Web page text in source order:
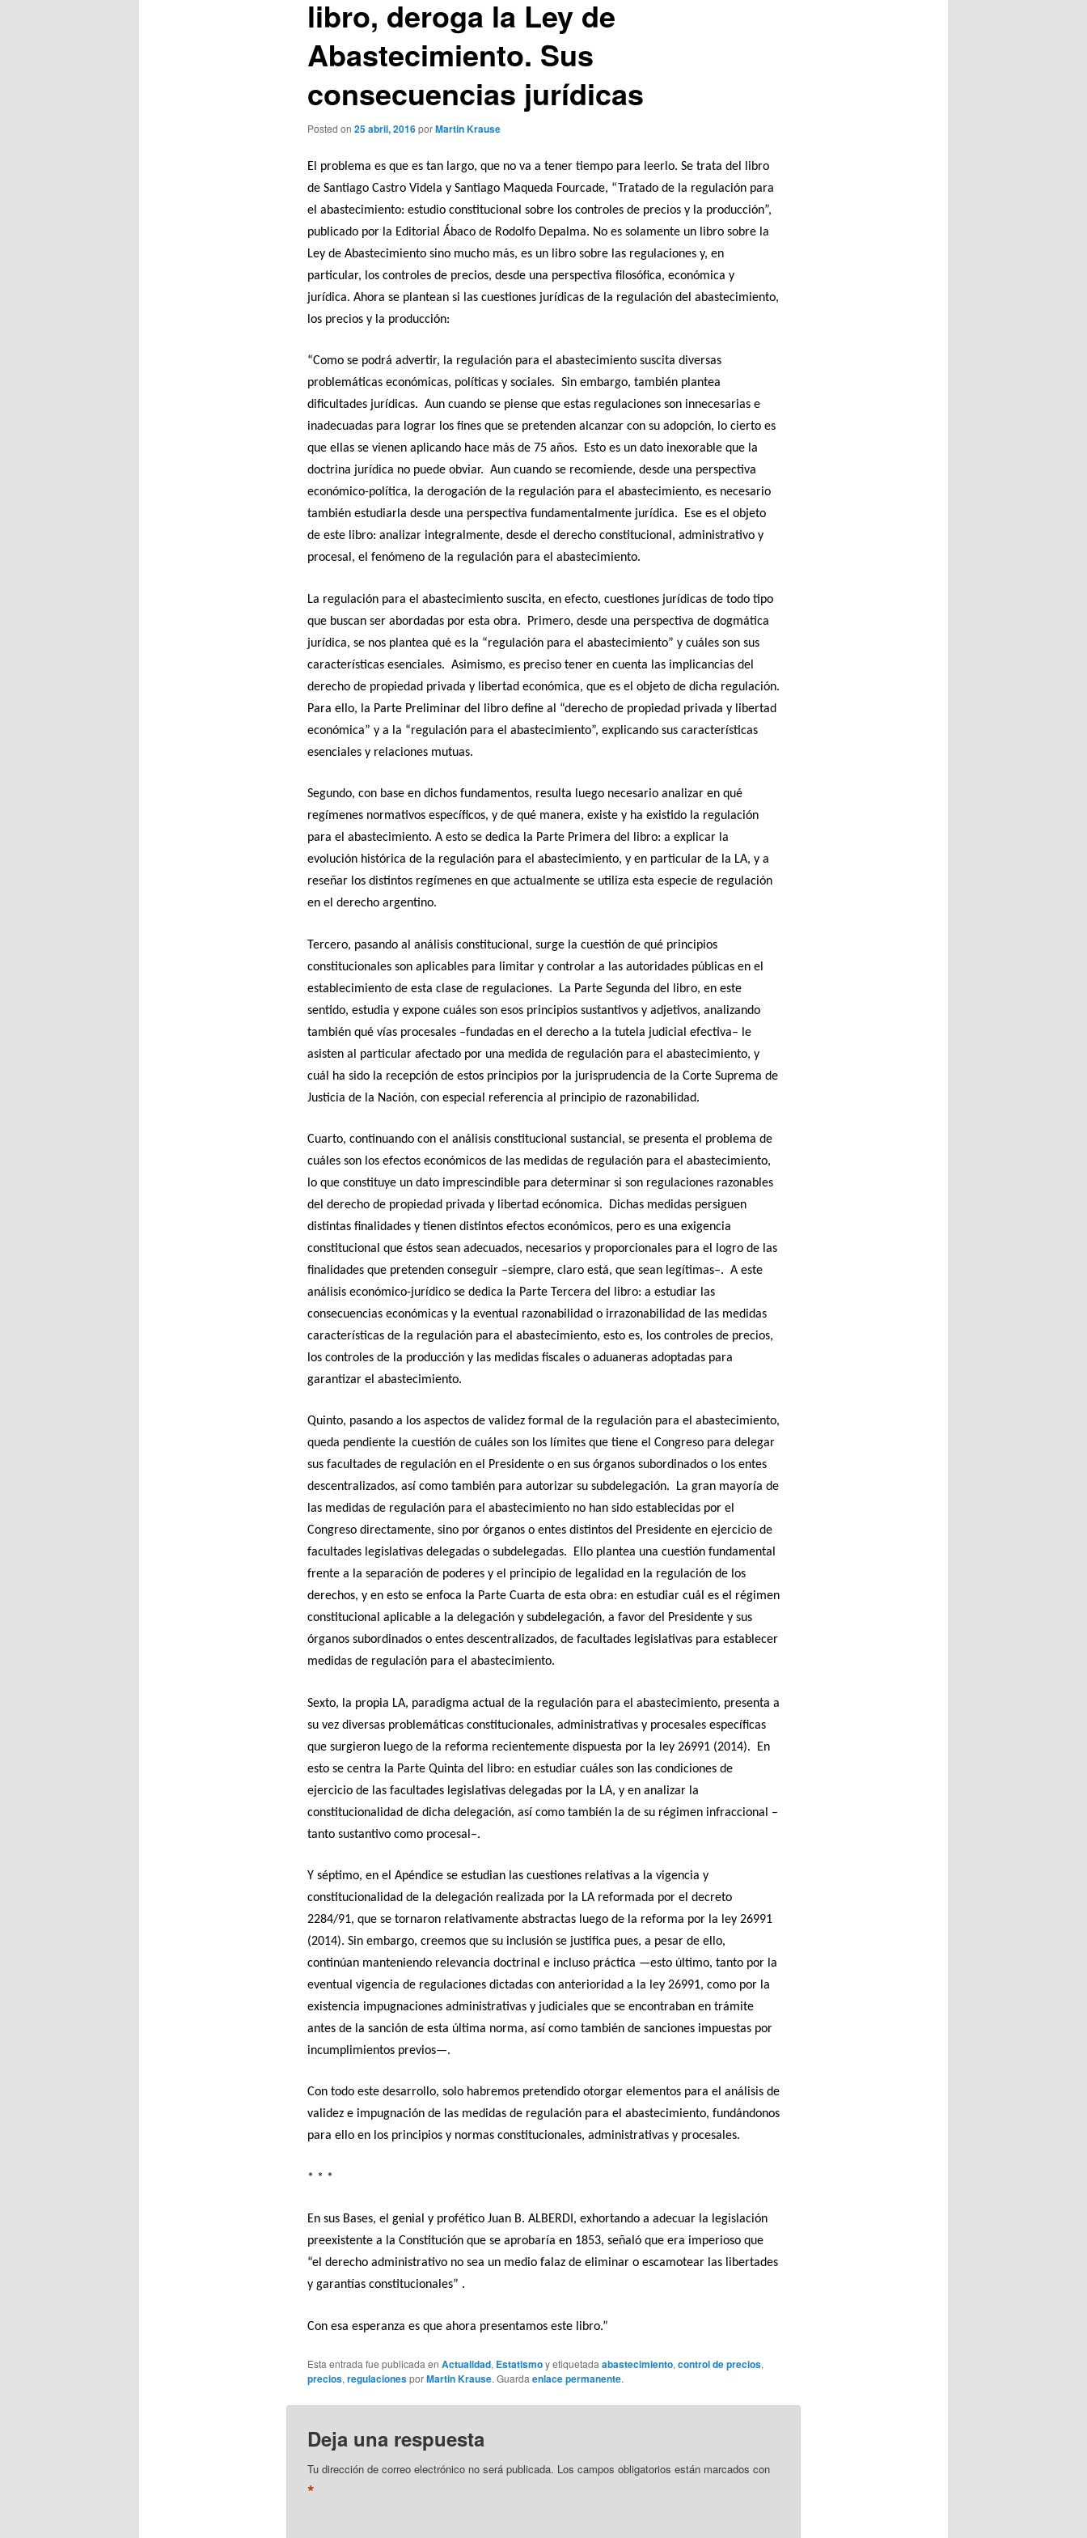
libro, deroga la Ley de
Abastecimiento. Sus
consecuencias jurídicas
Posted on 25 abril, 2016porMartin Krause
El problema es que es tan largo, que no va a tener tiempo para leerlo. Se trata del libro
de Santiago Castro Videla y Santiago Maqueda Fourcade, “Tratado de la regulación para
el abastecimiento: estudio constitucional sobre los controles de precios y la producción”,
publicado por la Editorial Ábaco de Rodolfo Depalma. No es solamente un libro sobre la
Ley de Abastecimiento sino mucho más, es un libro sobre las regulaciones y, en
particular, los controles de precios, desde una perspectiva filosófica, económica y
jurídica. Ahora se plantean si las cuestiones jurídicas de la regulación del abastecimiento,
los precios y la producción:
“Como se podrá advertir, la regulación para el abastecimiento suscita diversas
problemáticas económicas, políticas y sociales. Sin embargo, también plantea
dificultades jurídicas. Aun cuando se piense que estas regulaciones son innecesarias e
inadecuadas para lograr los fines que se pretenden alcanzar con su adopción, lo cierto es
que ellas se vienen aplicando hace más de 75 años. Esto es un dato inexorable que la
doctrina jurídica no puede obviar. Aun cuando se recomiende, desde una perspectiva
económico-política, la derogación de la regulación para el abastecimiento, es necesario
también estudiarla desde una perspectiva fundamentalmente jurídica. Ese es el objeto
de este libro: analizar integralmente, desde el derecho constitucional, administrativo y
procesal, el fenómeno de la regulación para el abastecimiento.
La regulación para el abastecimiento suscita, en efecto, cuestiones jurídicas de todo tipo
que buscan ser abordadas por esta obra. Primero, desde una perspectiva de dogmática
jurídica, se nos plantea qué es la “regulación para el abastecimiento” y cuáles son sus
características esenciales. Asimismo, es preciso tener en cuenta las implicancias del
derecho de propiedad privada y libertad económica, que es el objeto de dicha regulación.
Para ello, la Parte Preliminar del libro define al “derecho de propiedad privada y libertad
económica” y a la “regulación para el abastecimiento”, explicando sus características
esenciales y relaciones mutuas.
Segundo, con base en dichos fundamentos, resulta luego necesario analizar en qué
regímenes normativos específicos, y de qué manera, existe y ha existido la regulación
para el abastecimiento. A esto se dedica la Parte Primera del libro: a explicar la
evolución histórica de la regulación para el abastecimiento, y en particular de la LA, y a
reseñar los distintos regímenes en que actualmente se utiliza esta especie de regulación
en el derecho argentino.
Tercero, pasando al análisis constitucional, surge la cuestión de qué principios
constitucionales son aplicables para limitar y controlar a las autoridades públicas en el
establecimiento de esta clase de regulaciones. La Parte Segunda del libro, en este
sentido, estudia y expone cuáles son esos principios sustantivos y adjetivos, analizando
también qué vías procesales –fundadas en el derecho a la tutela judicial efectiva– le
asisten al particular afectado por una medida de regulación para el abastecimiento, y
cuál ha sido la recepción de estos principios por la jurisprudencia de la Corte Suprema de
Justicia de la Nación, con especial referencia al principio de razonabilidad.
Cuarto, continuando con el análisis constitucional sustancial, se presenta el problema de
cuáles son los efectos económicos de las medidas de regulación para el abastecimiento,
lo que constituye un dato imprescindible para determinar si son regulaciones razonables
del derecho de propiedad privada y libertad ecónomica. Dichas medidas persiguen
distintas finalidades y tienen distintos efectos económicos, pero es una exigencia
constitucional que éstos sean adecuados, necesarios y proporcionales para el logro de las
finalidades que pretenden conseguir –siempre, claro está, que sean legítimas–. A este
análisis económico-jurídico se dedica la Parte Tercera del libro: a estudiar las
consecuencias económicas y la eventual razonabilidad o irrazonabilidad de las medidas
características de la regulación para el abastecimiento, esto es, los controles de precios,
los controles de la producción y las medidas fiscales o aduaneras adoptadas para
garantizar el abastecimiento.
Quinto, pasando a los aspectos de validez formal de la regulación para el abastecimiento,
queda pendiente la cuestión de cuáles son los límites que tiene el Congreso para delegar
sus facultades de regulación en el Presidente o en sus órganos subordinados o los entes
descentralizados, así como también para autorizar su subdelegación. La gran mayoría de
las medidas de regulación para el abastecimiento no han sido establecidas por el
Congreso directamente, sino por órganos o entes distintos del Presidente en ejercicio de
facultades legislativas delegadas o subdelegadas. Ello plantea una cuestión fundamental
frente a la separación de poderes y el principio de legalidad en la regulación de los
derechos, y en esto se enfoca la Parte Cuarta de esta obra: en estudiar cuál es el régimen
constitucional aplicable a la delegación y subdelegación, a favor del Presidente y sus
órganos subordinados o entes descentralizados, de facultades legislativas para establecer
medidas de regulación para el abastecimiento.
Sexto, la propia LA, paradigma actual de la regulación para el abastecimiento, presenta a
su vez diversas problemáticas constitucionales, administrativas y procesales específicas
que surgieron luego de la reforma recientemente dispuesta por la ley 26991 (2014). En
esto se centra la Parte Quinta del libro: en estudiar cuáles son las condiciones de
ejercicio de las facultades legislativas delegadas por la LA, y en analizar la
constitucionalidad de dicha delegación, así como también la de su régimen infraccional –
tanto sustantivo como procesal–.
Y séptimo, en el Apéndice se estudian las cuestiones relativas a la vigencia y
constitucionalidad de la delegación realizada por la LA reformada por el decreto
2284/91, que se tornaron relativamente abstractas luego de la reforma por la ley 26991
(2014). Sin embargo, creemos que su inclusión se justifica pues, a pesar de ello,
continúan manteniendo relevancia doctrinal e incluso práctica —esto último, tanto por la
eventual vigencia de regulaciones dictadas con anterioridad a la ley 26991, como por la
existencia impugnaciones administrativas y judiciales que se encontraban en trámite
antes de la sanción de esta última norma, así como también de sanciones impuestas por
incumplimientos previos—.
Con todo este desarrollo, solo habremos pretendido otorgar elementos para el análisis de
validez e impugnación de las medidas de regulación para el abastecimiento, fundándonos
para ello en los principios y normas constitucionales, administrativas y procesales.
* * *
En sus Bases, el genial y profético Juan B. ALBERDI, exhortando a adecuar la legislación
preexistente a la Constitución que se aprobaría en 1853, señaló que era imperioso que
“el derecho administrativo no sea un medio falaz de eliminar o escamotear las libertades
y garantías constitucionales” .
Con esa esperanza es que ahora presentamos este libro.”
Esta entrada fue publicada en Actualidad, Estatismoy etiquetada abastecimiento, control de precios,
precios, regulacionesporMartin Krause. Guarda enlace permanente.
Deja una respuesta
Tu dirección de correo electrónico no será publicada. Los campos obligatorios están marcados con
*